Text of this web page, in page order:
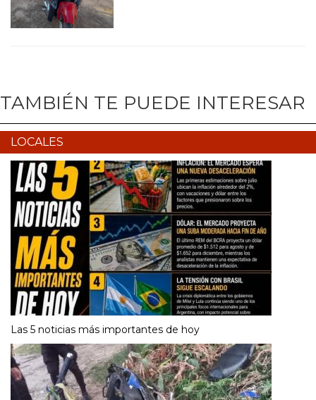
TAMBIÉN TE PUEDE INTERESAR
LOCALES
Las 5 noticias más importantes de hoy